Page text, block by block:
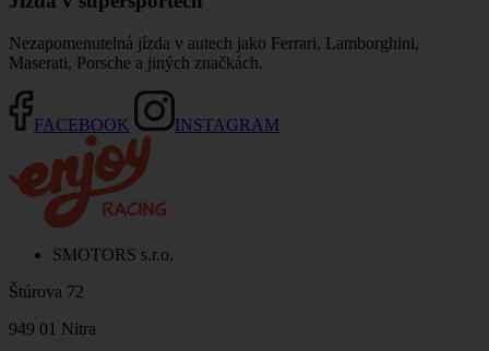
Nezapomenutelná jízda v autech jako Ferrari, Lamborghini,
Maserati, Porsche a jiných značkách.
FACEBOOK INSTAGRAM
SMOTORS s.r.o.
Štúrova 72
949 01 Nitra